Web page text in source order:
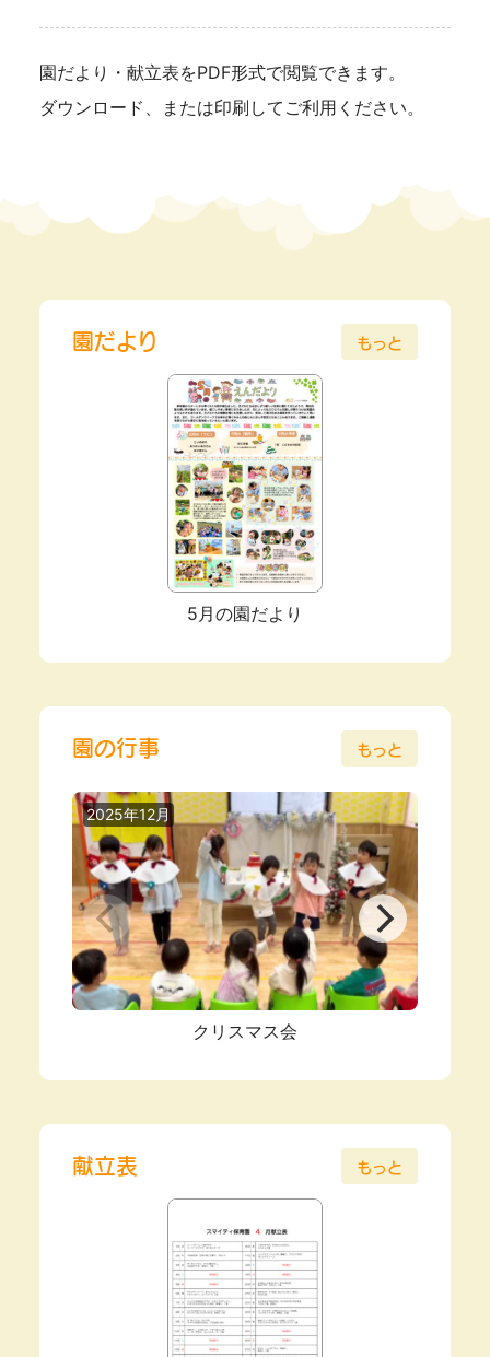
園だより・献立表をPDF形式で閲覧できます。
ダウンロード、または印刷してご利用ください。
園だより もっと
5月の園だより
園の行事 もっと
2025年12月
クリスマス会
献立表 もっと